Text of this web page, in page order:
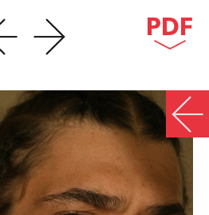
PDF